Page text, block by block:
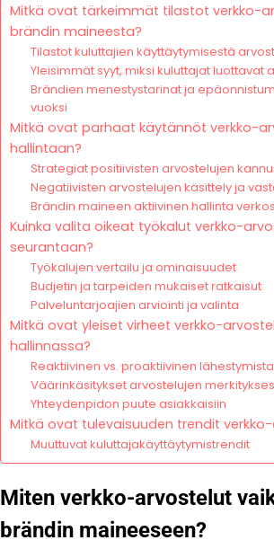
Mitkä ovat tärkeimmät tilastot verkko-
brändin maineesta?
Tilastot kuluttajien käyttäytymisestä
Yleisimmät syyt, miksi kuluttajat luottavat
Brändien menestystarinat ja
vuoksi
Mitkä ovat parhaat käytännöt verkko-
hallintaan?
Strategiat positiivisten arvostelujen
Negatiivisten arvostelujen käsittely ja
Brändin maineen aktiivinen hallinta
Kuinka valita oikeat työkalut verkko-
seurantaan?
Työkalujen vertailu ja ominaisuudet
Budjetin ja tarpeiden mukaiset ratkaisut
Palveluntarjoajien arviointi ja valinta
Mitkä ovat yleiset virheet verkko-
hallinnassa?
Reaktiivinen vs. proaktiivinen
Väärinkäsitykset arvostelujen
Yhteydenpidon puute asiakkaisiin
Mitkä ovat tulevaisuuden trendit
Muuttuvat kuluttajakäyttäytymistrendit
Miten verkko-arvostelut
brändin maineeseen?